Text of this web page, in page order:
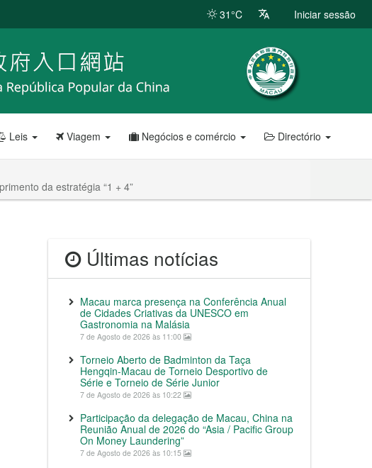
31°C Iniciar sessão
Leis Viagem Negócios e comércio Directório
da estratégia “1 + 4”
Últimas notícias
Macau marca presença na Conferência Anual
de Cidades Criativas da UNESCO em
Gastronomia na Malásia
7 de Agosto de 2026 às 11:00
Torneio Aberto de Badminton da Taça
Hengqin-Macau de Torneio Desportivo de
Série e Torneio de Série Junior
7 de Agosto de 2026 às 10:22
Participação da delegação de Macau, China na
Reunião Anual de 2026 do “Asia / Pacific Group
On Money Laundering”
7 de Agosto de 2026 às 10:15